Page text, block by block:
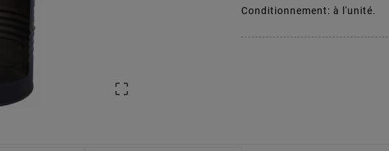

Conditionnement: à l'unité.